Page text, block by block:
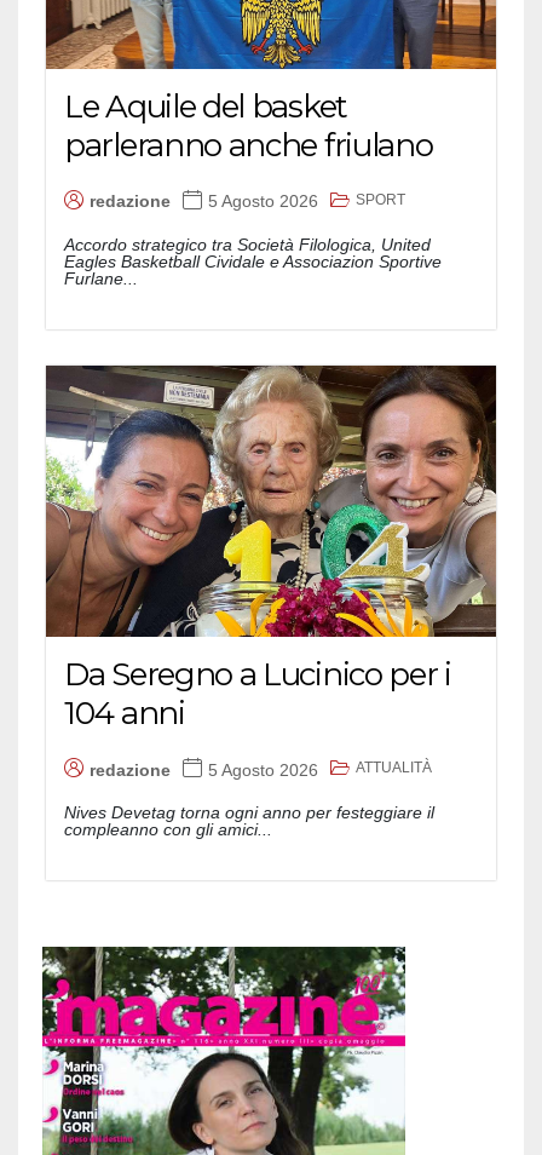
Le Aquile del basket
parleranno anche friulano
redazione 5 Agosto 2026 SPORT
Accordo strategico tra Società Filologica, United
Eagles Basketball Cividale e Associazion Sportive
Furlane...
Da Seregno a Lucinico per i
104 anni
redazione 5 Agosto 2026 ATTUALITÀ
Nives Devetag torna ogni anno per festeggiare il
compleanno con gli amici...